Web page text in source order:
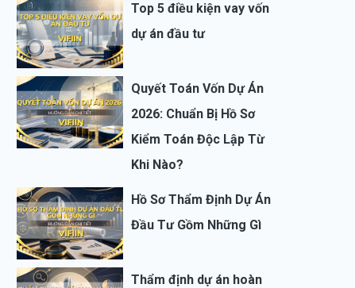
Top 5 điều kiện vay vốn
dự án đầu tư
Quyết Toán Vốn Dự Án
2026: Chuẩn Bị Hồ Sơ
Kiểm Toán Độc Lập Từ
Khi Nào?
Hồ Sơ Thẩm Định Dự Án
Đầu Tư Gồm Những Gì
Thẩm định dự án hoàn